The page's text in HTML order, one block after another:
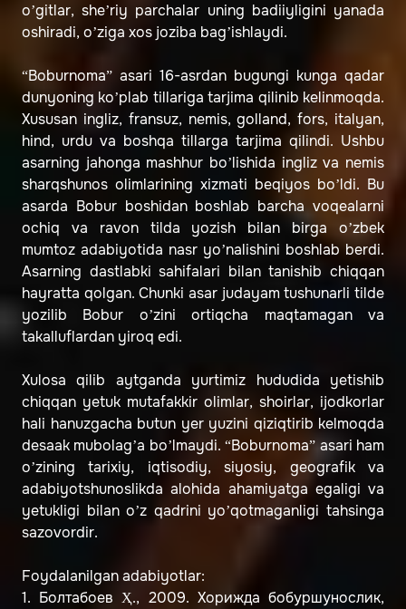
o’gitlar, she’riy parchalar uning badiiyligini yanada
oshiradi, o’ziga xos joziba bag’ishlaydi.
“Boburnoma” asari 16-asrdan bugungi kunga qadar
dunyoning ko’plab tillariga tarjima qilinib kelinmoqda.
Xususan ingliz, fransuz, nemis, golland, fors, italyan,
hind, urdu va boshqa tillarga tarjima qilindi. Ushbu
asarning jahonga mashhur bo’lishida ingliz va nemis
sharqshunos olimlarining xizmati beqiyos bo’ldi. Bu
asarda Bobur boshidan boshlab barcha voqealarni
ochiq va ravon tilda yozish bilan birga o’zbek
mumtoz adabiyotida nasr yo’nalishini boshlab berdi.
Asarning dastlabki sahifalari bilan tanishib chiqqan
hayratta qolgan. Chunki asar judayam tushunarli tilde
yozilib Bobur o’zini ortiqcha maqtamagan va
takalluflardan yiroq edi.
Xulosa qilib aytganda yurtimiz hududida yetishib
chiqqan yetuk mutafakkir olimlar, shoirlar, ijodkorlar
hali hanuzgacha butun yer yuzini qiziqtirib kelmoqda
desaak mubolag’a bo’lmaydi. “Boburnoma” asari ham
o’zining tarixiy, iqtisodiy, siyosiy, geografik va
adabiyotshunoslikda alohida ahamiyatga egaligi va
yetukligi bilan o’z qadrini yo’qotmaganligi tahsinga
sazovordir.
Foydalanilgan adabiyotlar:
1. Болтабоев Ҳ., 2009. Хорижда бобуршунослик,